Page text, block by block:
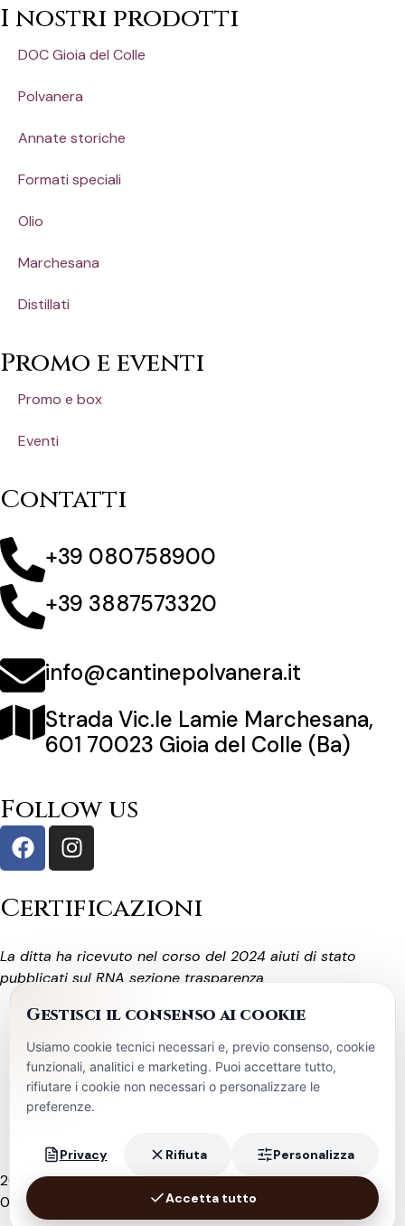
I nostri prodotti
DOC Gioia del Colle
Polvanera
Annate storiche
Formati speciali
Olio
Marchesana
Distillati
Promo e eventi
Promo e box
Eventi
Contatti
+39 080758900
+39 3887573320
info@cantinepolvanera.it
Strada Vic.le Lamie Marchesana,
601 70023 Gioia del Colle (Ba)
Follow us
Certificazioni
La ditta ha ricevuto nel corso del 2024 aiuti di stato
pubblicati sul RNA sezione trasparenza
Termini e Condizioni Politica di rimborso e reso
Privacy Policy Cookie Policy
2026 All rights reserved | Cantine Polvanera | PI
06340640728
Gestisci il consenso ai cookie
Usiamo cookie tecnici necessari e, previo consenso, cookie
funzionali, analitici e marketing. Puoi accettare tutto,
rifiutare i cookie non necessari o personalizzare le
preferenze.
Privacy Rifiuta Personalizza
Accetta tutto